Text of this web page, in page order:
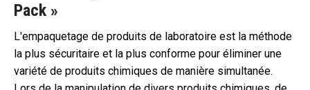
Pack »
L'empaquetage de produits de laboratoire est la méthode
la plus sécuritaire et la plus conforme pour éliminer une
variété de produits chimiques de manière simultanée.